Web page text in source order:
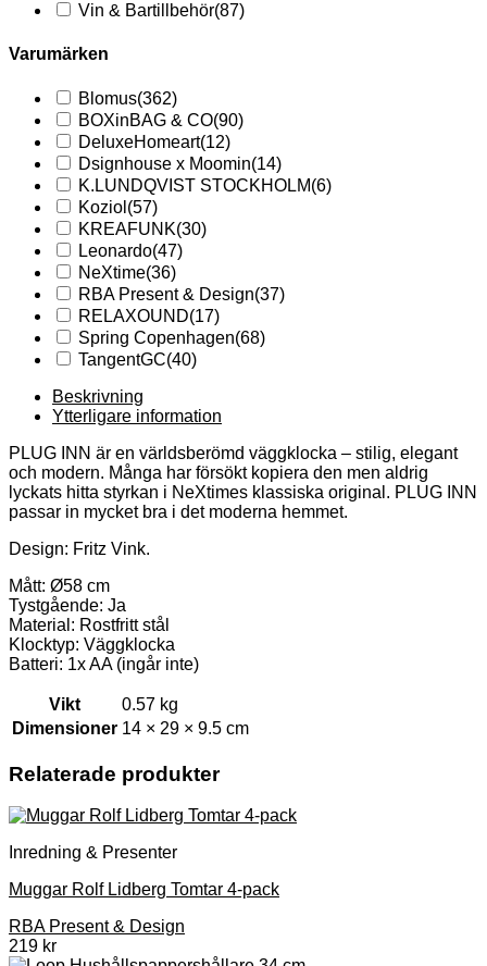
Vin & Bartillbehör(87)
Varumärken
Blomus(362)
BOXinBAG & CO(90)
DeluxeHomeart(12)
Dsignhouse x Moomin(14)
K.LUNDQVIST STOCKHOLM(6)
Koziol (57)
KREAFUNK(30)
Leonardo(47)
NeXtime(36)
RBA Present & Design(37)
RELAXOUND(17)
Spring Copenhagen(68)
TangentGC(40)
Beskrivning
Ytterligare information
PLUG INN är en världsberömd väggklocka – stilig, elegant
och modern. Många har försökt kopiera den men aldrig
lyckats hitta styrkan i NeXtimes klassiska original. PLUG INN
passar in mycket bra i det moderna hemmet.
Design: Fritz Vink.
Mått: Ø58 cm
Tystgående: Ja
Material: Rostfritt stål
Klocktyp: Väggklocka
Batteri: 1x AA (ingår inte)
Vikt
0.57 kg
Dimensioner 14 × 29 × 9.5 cm
Relaterade produkter
Inredning & Presenter
Muggar Rolf Lidberg Tomtar 4-pack
RBA Present & Design
219 kr